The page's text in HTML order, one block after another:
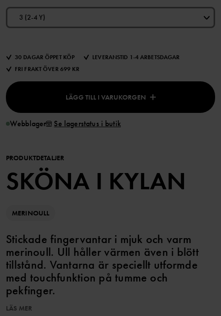
3 (2-4 Y)
30 DAGAR ÖPPET KÖP
LEVERANSTID 1-4 ARBETSDAGAR
FRI FRAKT ÖVER 699 KR
LÄGG TILL I VARUKORGEN
Webblager Se lagerstatus i butik
PRODUKTDETALJER
SKÖNA I KYLAN
MERINOULL
Stickade fingervantar i mjuk och varm
merinoull. Ull håller värmen även i blött
tillstånd. Vantarna är speciellt utformde
med touchfunktion på tumme och
pekfinger.
LÄS MER